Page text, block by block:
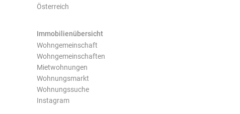
Österreich
Immobilienübersicht
Wohngemeinschaft
Wohngemeinschaften
Mietwohnungen
Wohnungsmarkt
Wohnungssuche
Instagram